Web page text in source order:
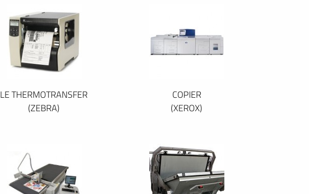
LE THERMOTRANSFER
(ZEBRA)
COPIER
(XEROX)